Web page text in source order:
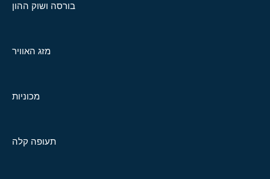
בורסה ושוק ההון
מזג האוויר
מכוניות
תעופה קלה